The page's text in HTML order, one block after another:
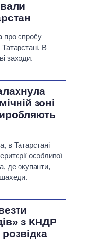
про спробу
В
заходи.
зоні
в Татарстані
особливої
де окупанти,
з КНДР